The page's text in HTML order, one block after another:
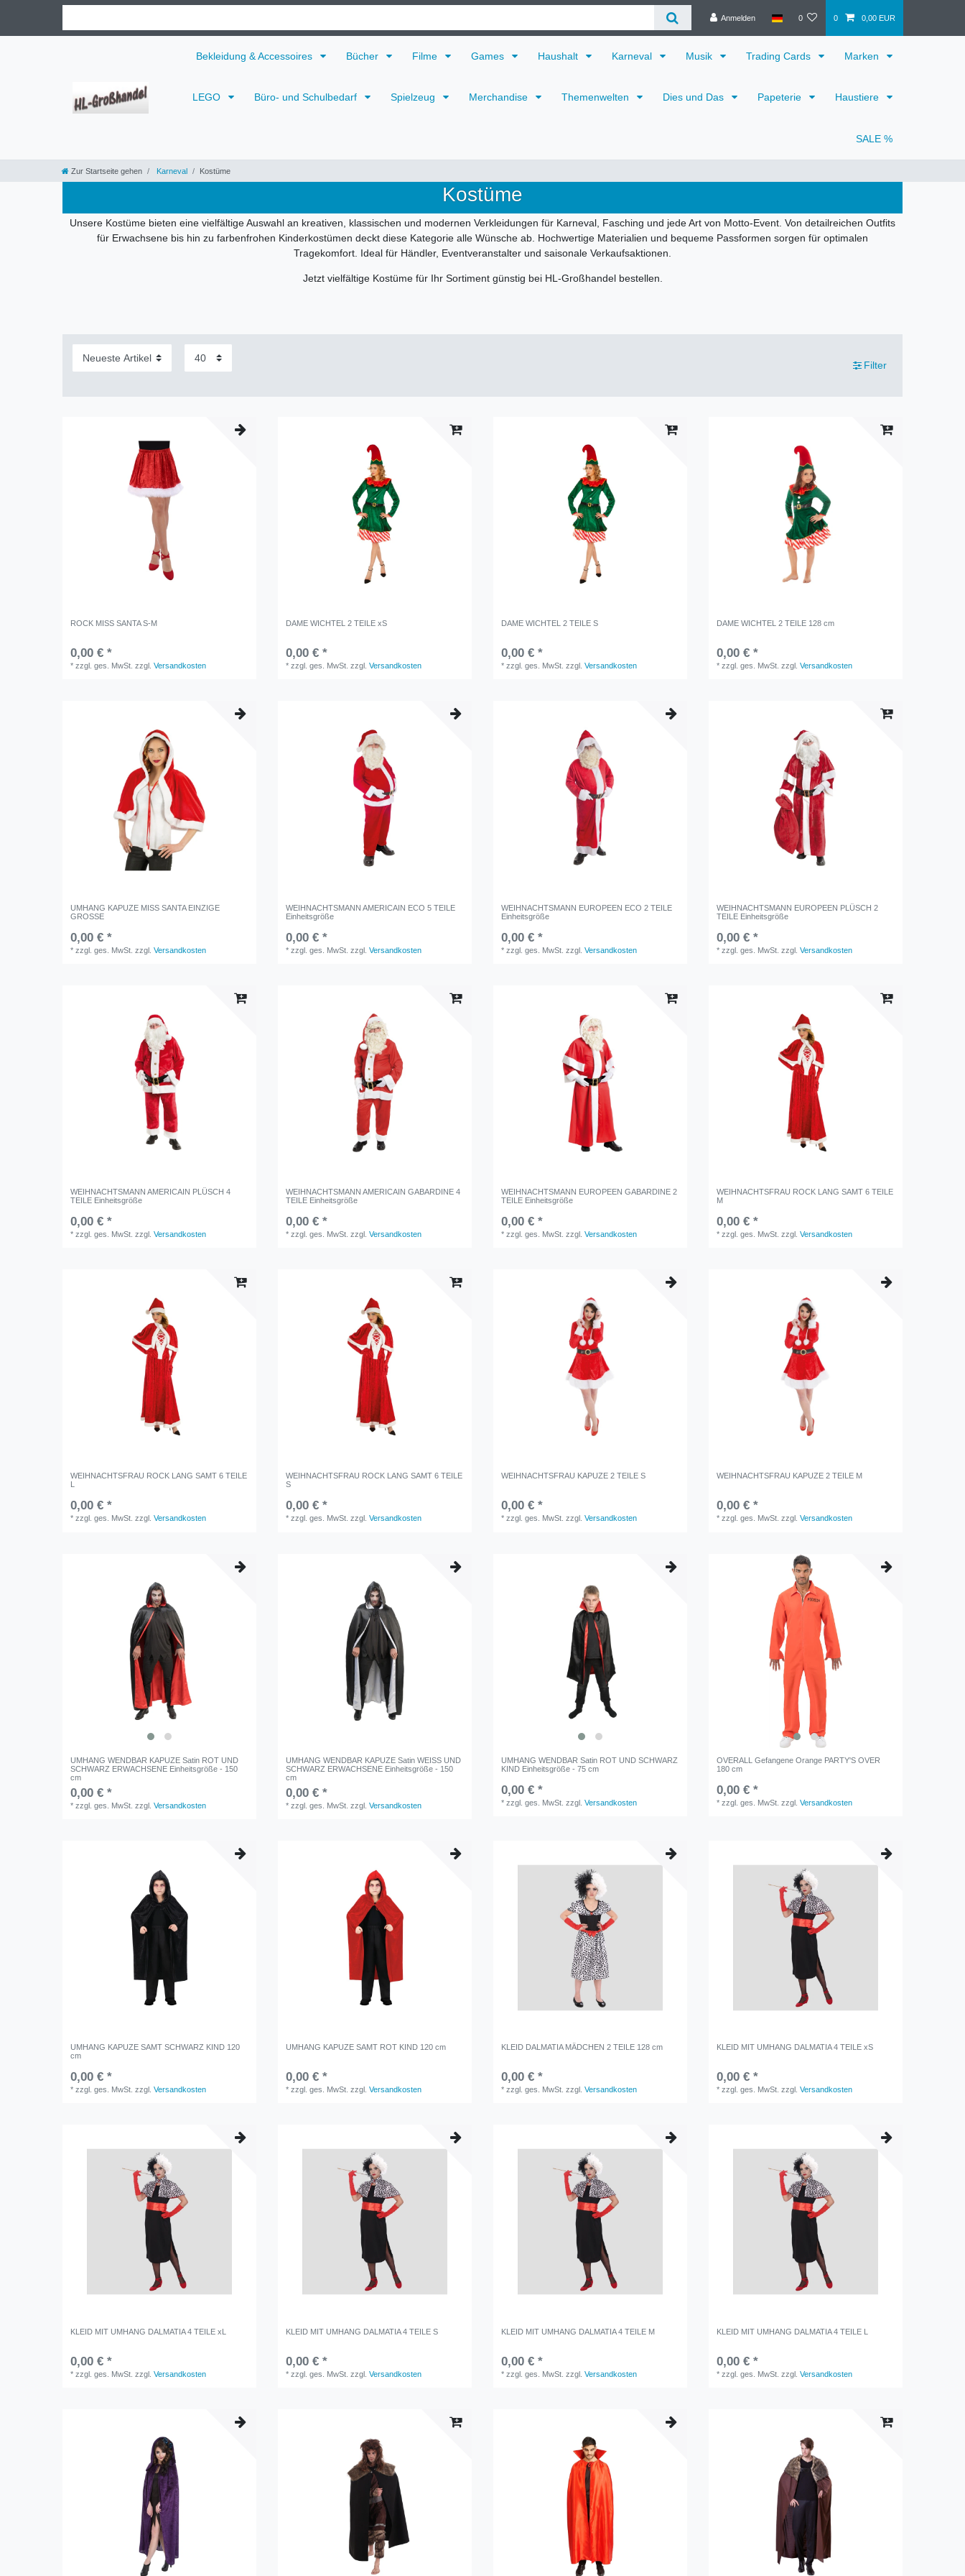
Anmelden 0 0 0,00 EUR
Bekleidung & Accessoires Bücher Filme Games Haushalt Karneval Musik Trading Cards Marken
LEGO Büro- und Schulbedarf Spielzeug Merchandise Themenwelten Dies und Das Papeterie Haustiere
SALE %
Zur Startseite gehen Karneval Kostüme
Kostüme
Unsere Kostüme bieten eine vielfältige Auswahl an kreativen, klassischen und modernen Verkleidungen für Karneval, Fasching und jede Art von Motto-Event. Von detailreichen Outfits
für Erwachsene bis hin zu farbenfrohen Kinderkostümen deckt diese Kategorie alle Wünsche ab. Hochwertige Materialien und bequeme Passformen sorgen für optimalen
Tragekomfort. Ideal für Händler, Eventveranstalter und saisonale Verkaufsaktionen.
Jetzt vielfältige Kostüme für Ihr Sortiment günstig bei HL-Großhandel bestellen.
Filter
ROCK MISS SANTA S-M
0,00 € *
*zzgl. ges. MwSt. zzgl.Versandkosten
DAME WICHTEL 2 TEILE xS
0,00 € *
*zzgl. ges. MwSt. zzgl.Versandkosten
DAME WICHTEL 2 TEILE S
0,00 € *
*zzgl. ges. MwSt. zzgl.Versandkosten
DAME WICHTEL 2 TEILE 128 cm
0,00 € *
*zzgl. ges. MwSt. zzgl.Versandkosten
UMHANG KAPUZE MISS SANTA EINZIGE
GROSSE
0,00 € *
*zzgl. ges. MwSt. zzgl.Versandkosten
WEIHNACHTSMANN AMERICAIN ECO 5 TEILE
Einheitsgröße
0,00 € *
*zzgl. ges. MwSt. zzgl.Versandkosten
WEIHNACHTSMANN EUROPEEN ECO 2 TEILE
Einheitsgröße
0,00 € *
*zzgl. ges. MwSt. zzgl.Versandkosten
WEIHNACHTSMANN EUROPEEN PLÜSCH 2
TEILE Einheitsgröße
0,00 € *
*zzgl. ges. MwSt. zzgl.Versandkosten
WEIHNACHTSMANN AMERICAIN PLÜSCH 4
TEILE Einheitsgröße
0,00 € *
*zzgl. ges. MwSt. zzgl.Versandkosten
WEIHNACHTSMANN AMERICAIN GABARDINE 4
TEILE Einheitsgröße
0,00 € *
*zzgl. ges. MwSt. zzgl.Versandkosten
WEIHNACHTSMANN EUROPEEN GABARDINE 2
TEILE Einheitsgröße
0,00 € *
*zzgl. ges. MwSt. zzgl.Versandkosten
WEIHNACHTSFRAU ROCK LANG SAMT 6 TEILE
M
0,00 € *
*zzgl. ges. MwSt. zzgl.Versandkosten
WEIHNACHTSFRAU ROCK LANG SAMT 6 TEILE
L
0,00 € *
*zzgl. ges. MwSt. zzgl.Versandkosten
WEIHNACHTSFRAU ROCK LANG SAMT 6 TEILE
S
0,00 € *
*zzgl. ges. MwSt. zzgl.Versandkosten
WEIHNACHTSFRAU KAPUZE 2 TEILE S
0,00 € *
*zzgl. ges. MwSt. zzgl.Versandkosten
WEIHNACHTSFRAU KAPUZE 2 TEILE M
0,00 € *
*zzgl. ges. MwSt. zzgl.Versandkosten
UMHANG WENDBAR KAPUZE Satin ROT UND
SCHWARZ ERWACHSENE Einheitsgröße - 150
cm
0,00 € *
*zzgl. ges. MwSt. zzgl.Versandkosten
UMHANG WENDBAR KAPUZE Satin WEISS UND
SCHWARZ ERWACHSENE Einheitsgröße - 150
cm
0,00 € *
*zzgl. ges. MwSt. zzgl.Versandkosten
UMHANG WENDBAR Satin ROT UND SCHWARZ
KIND Einheitsgröße - 75 cm
0,00 € *
*zzgl. ges. MwSt. zzgl.Versandkosten
OVERALL Gefangene Orange PARTY'S OVER
180 cm
0,00 € *
*zzgl. ges. MwSt. zzgl.Versandkosten
UMHANG KAPUZE SAMT SCHWARZ KIND 120
cm
0,00 € *
*zzgl. ges. MwSt. zzgl.Versandkosten
UMHANG KAPUZE SAMT ROT KIND 120 cm
0,00 € *
*zzgl. ges. MwSt. zzgl.Versandkosten
KLEID DALMATIA MÄDCHEN 2 TEILE 128 cm
0,00 € *
*zzgl. ges. MwSt. zzgl.Versandkosten
KLEID MIT UMHANG DALMATIA 4 TEILE xS
0,00 € *
*zzgl. ges. MwSt. zzgl.Versandkosten
KLEID MIT UMHANG DALMATIA 4 TEILE xL
0,00 € *
*zzgl. ges. MwSt. zzgl.Versandkosten
KLEID MIT UMHANG DALMATIA 4 TEILE S
0,00 € *
*zzgl. ges. MwSt. zzgl.Versandkosten
KLEID MIT UMHANG DALMATIA 4 TEILE M
0,00 € *
*zzgl. ges. MwSt. zzgl.Versandkosten
KLEID MIT UMHANG DALMATIA 4 TEILE L
0,00 € *
*zzgl. ges. MwSt. zzgl.Versandkosten